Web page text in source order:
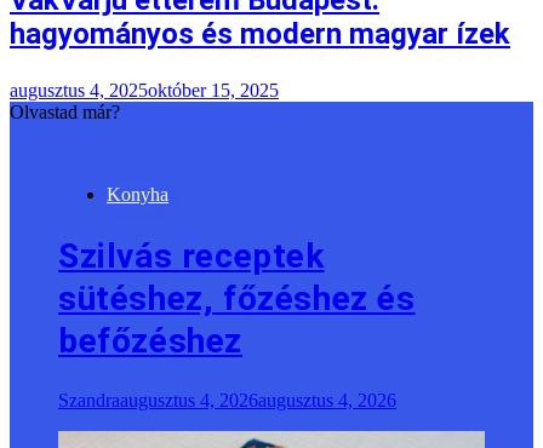
hagyományos és modern magyar ízek
augusztus 4, 2025október 15, 2025
Olvastad már?
Konyha
Szilvás receptek
sütéshez, főzéshez és
befőzéshez
Szandraaugusztus 4, 2026augusztus 4, 2026